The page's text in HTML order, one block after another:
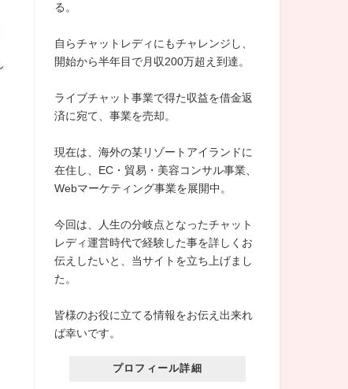
る。
自らチャットレディにもチャレンジし、
開始から半年目で月収200万超え到達。
ライブチャット事業で得た収益を借金返
済に宛て、事業を売却。
現在は、海外の某リゾートアイランドに
在住し、EC・貿易・美容コンサル事業、
Webマーケティング事業を展開中。
今回は、人生の分岐点となったチャット
レディ運営時代で経験した事を詳しくお
伝えしたいと、当サイトを立ち上げまし
た。
皆様のお役に立てる情報をお伝え出来れ
ば幸いです。
プロフィール詳細